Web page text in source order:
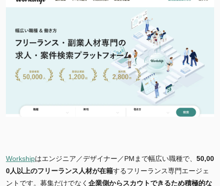
Workshipはエンジニア／デザイナー／PMまで幅広い職種で、 50,00
0人以上のフリーランス人材が在籍するフリーランス専門エージェ
ントです。募集だけでなく 企業側からスカウトできるため積極的な